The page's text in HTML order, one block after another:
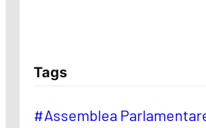
Tags
#Assemblea